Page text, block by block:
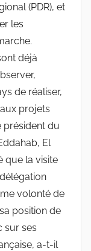
(PDR), et
les
déjà
de réaliser,
projets
président du
El
que la visite
volonté de
position de
sur ses
a-t-il